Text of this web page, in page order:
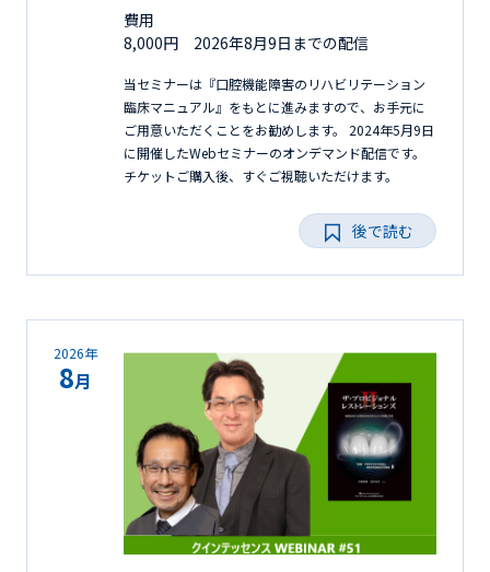
費用
8,000円 2026年8月9日までの配信
当セミナーは『口腔機能障害のリハビリテーション
臨床マニュアル』をもとに進みますので、お手元に
ご用意いただくことをお勧めします。 2024年5月9日
に開催したWebセミナーのオンデマンド配信です。
チケットご購入後、すぐご視聴いただけます。
後で読む
2026年
8月